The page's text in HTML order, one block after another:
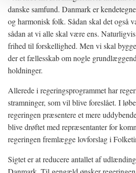
danske samfund. Danmark er
og harmonisk folk. Sådan skal det også
sådan at vi alle skal være ens.
frihed til forskellighed. Men vi skal
der et fællesskab om nogle
holdninger.
Allerede i regeringsprogrammet har
stramninger, som vil blive foreslået. I
regeringen præsentere et mere
blive drøftet med repræsentanter for
regeringen fremlægge lovforslag i
Sigtet er at reducere antallet af